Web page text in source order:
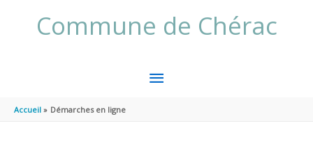
Commune de Chérac
MENU
Accueil Démarches en ligne